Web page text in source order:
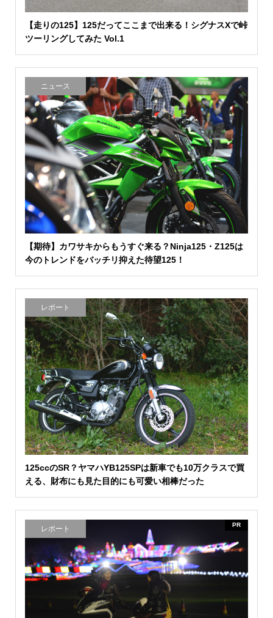
【走りの125】125だってここまで出来る！シグナスXで峠
ツーリングしてみた Vol.1
ニュース
【期待】カワサキからもうすぐ来る？Ninja125・Z125は
今のトレンドをバッチリ抑えた待望125！
レポート
125ccのSR？ヤマハYB125SPは新車でも10万クラスで買
える、財布にも見た目的にも可愛い相棒だった
レポート PR